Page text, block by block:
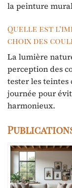
la peinture
Quelle est
choix des
La lumière
perception des
tester les teintes
journée pour
harmonieux.